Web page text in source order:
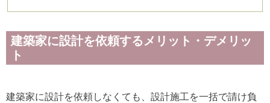
建築家に設計を依頼するメリット・デメリッ
ト
建築家に設計を依頼しなくても、設計施工を一括で請け負